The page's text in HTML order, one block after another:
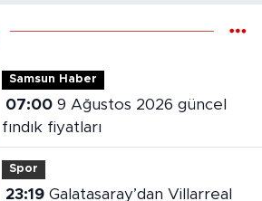
Samsun Haber
07:009 Ağustos 2026 güncel
fındık fiyatları
Spor
23:19Galatasaray’dan Villarreal